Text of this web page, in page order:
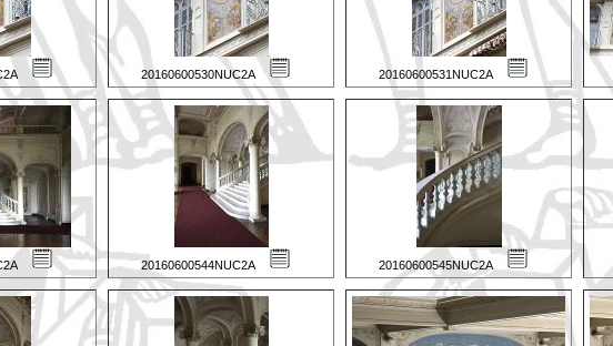
20160600530NUC2A 20160600531NUC2A
20160600544NUC2A 20160600545NUC2A